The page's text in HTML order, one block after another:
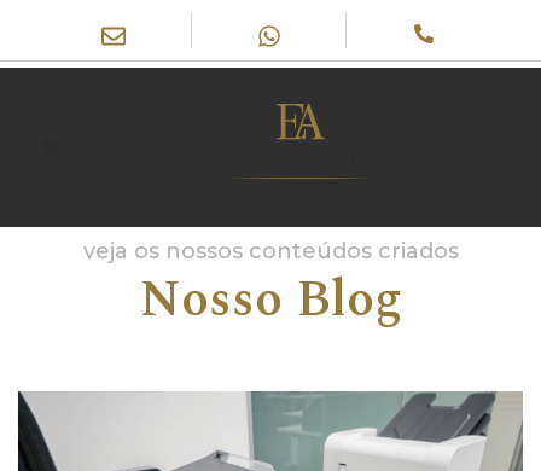
veja os nossos conteúdos criados
Nosso Blog